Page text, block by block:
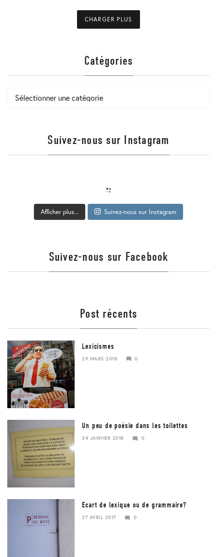
CHARGER PLUS
Catégories
Catégories
Suivez-nous sur Instagram
Afficher plus... Suivez-nous sur Instagram
Suivez-nous sur Facebook
Post récents
Lexicismes
29 MARS 2018
0
Un peu de poésie dans les toilettes
24 JANVIER 2018 0
Ecart de lexique ou de grammaire?
27 AVRIL 2017
0